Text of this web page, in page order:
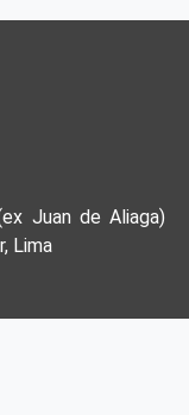
Juan de Aliaga)
Lima